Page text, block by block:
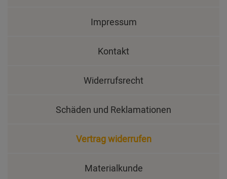
Impressum
Kontakt
Widerrufsrecht
Schäden und Reklamationen
Vertrag widerrufen
Materialkunde